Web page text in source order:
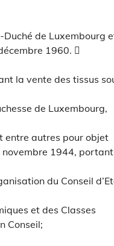
de Luxembourg
1960. 
la vente des tissus
de Luxembourg,
entre autres pour objet
novembre 1944, portant
du Conseil
et des Classes
Conseil;